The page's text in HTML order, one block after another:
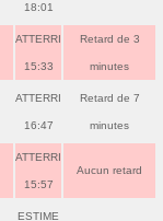
18:01
ATTERRI
15:33
Retard de 3
minutes
ATTERRI
16:47
Retard de 7
minutes
ATTERRI
15:57
Aucun retard
ESTIME